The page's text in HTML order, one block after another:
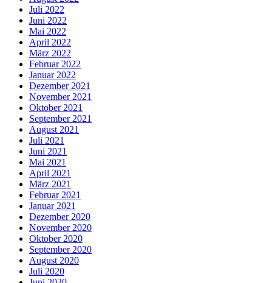
Juli 2022
Juni 2022
Mai 2022
April 2022
März 2022
Februar 2022
Januar 2022
Dezember 2021
November 2021
Oktober 2021
September 2021
August 2021
Juli 2021
Juni 2021
Mai 2021
April 2021
März 2021
Februar 2021
Januar 2021
Dezember 2020
November 2020
Oktober 2020
September 2020
August 2020
Juli 2020